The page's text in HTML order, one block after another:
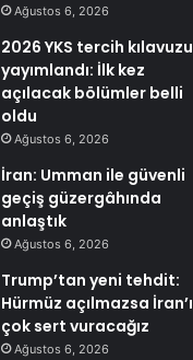
Ağustos 6, 2026
2026 YKS tercih kılavuzu
yayımlandı: İlk kez
açılacak bölümler belli
oldu
Ağustos 6, 2026
İran: Umman ile güvenli
geçiş güzergâhında
anlaştık
Ağustos 6, 2026
Trump’tan yeni tehdit:
Hürmüz açılmazsa İran’ı
çok sert vuracağız
Ağustos 6, 2026